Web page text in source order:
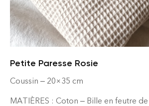
Petite Paresse Rosie
Coussin – 20×35 cm
MATIÈRES : Coton – Bille en feutre